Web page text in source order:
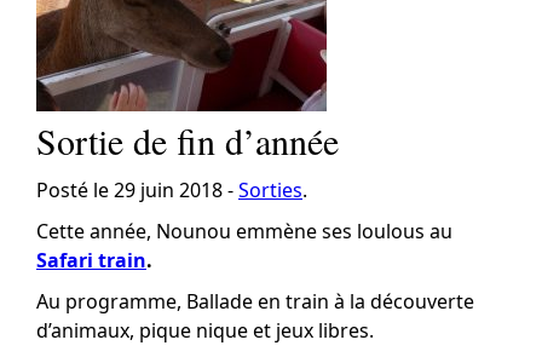
Sortie de fin d’année
Posté le 29 juin 2018 -Sorties.
Cette année, Nounou emmène ses loulous au
Safari train.
Au programme, Ballade en train à la découverte
d’animaux, pique nique et jeux libres.